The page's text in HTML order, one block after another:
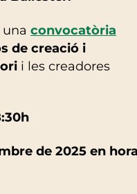
convocatòria
de creació i
i les creadores
de 2025 en